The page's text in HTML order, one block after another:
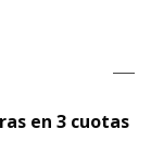
en 3 cuotas